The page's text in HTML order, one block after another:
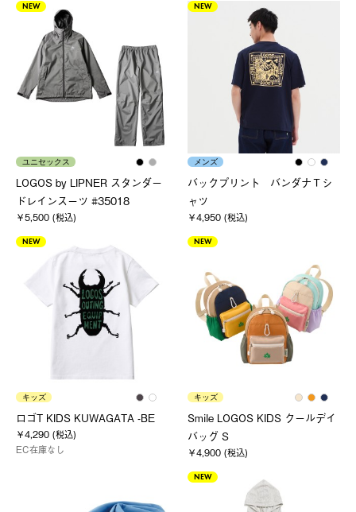
NEW
ユニセックス
LOGOS by LIPNER スタンダー
ドレインスーツ #35018
￥5,500 (税込)
NEW
メンズ
バックプリント バンダナＴシ
ャツ
￥4,950 (税込)
NEW
キッズ
ロゴT KIDS KUWAGATA -BE
￥4,290 (税込)
EC在庫なし
NEW
キッズ
Smile LOGOS KIDS クールデイ
バッグ S
￥4,900 (税込)
NEW